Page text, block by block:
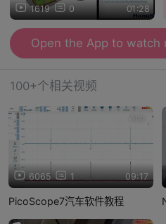
1619 0 01:28
Open the App to watch
100+个相关视频
6065 1 09:17
PicoScope7汽车软件教程